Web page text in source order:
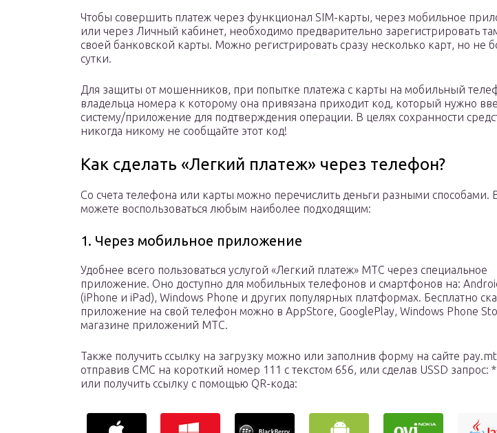
Чтобы совершить платеж через функционал SIM-карты, через мобильное
или через Личный кабинет, необходимо предварительно зарегистрировать
своей банковской карты. Можно регистрировать сразу несколько карт, но не
сутки.
Для защиты от мошенников, при попытке платежа с карты на мобильный
владельца номера к которому она привязана приходит код, который нужно
систему/приложение для подтверждения операции. В целях сохранности
никогда никому не сообщайте этот код!
Как сделать «Легкий платеж» через телефон?
Со счета телефона или карты можно перечислить деньги разными способами.
можете воспользоваться любым наиболее подходящим:
1. Через мобильное приложение
Удобнее всего пользоваться услугой «Легкий платеж» МТС через специальное
приложение. Оно доступно для мобильных телефонов и смартфонов на:
(iPhone и iPad), Windows Phone и других популярных платформах. Бесплатно
приложение на свой телефон можно в AppStore, GooglePlay, Windows Phone
магазине приложений МТС.
Также получить ссылку на загрузку можно или заполнив форму на сайте
отправив СМС на короткий номер 111 с текстом 656, или сделав USSD запрос:
или получить ссылку с помощью QR-кода: